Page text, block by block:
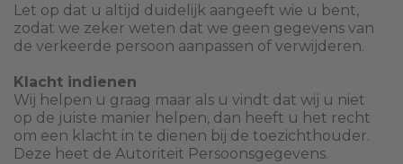
Let op dat u altijd duidelijk aangeeft wie u bent,
zodat we zeker weten dat we geen gegevens van
de verkeerde persoon aanpassen of verwijderen.
Klacht indienen
Wij helpen u graag maar als u vindt dat wij u niet
op de juiste manier helpen, dan heeft u het recht
om een klacht in te dienen bij de toezichthouder.
Deze heet de Autoriteit Persoonsgegevens.